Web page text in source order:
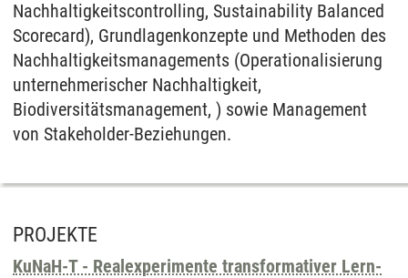
Nachhaltigkeitscontrolling, Sustainability Balanced
Scorecard), Grundlagenkonzepte und Methoden des
Nachhaltigkeitsmanagements (Operationalisierung
unternehmerischer Nachhaltigkeit,
Biodiversitätsmanagement, ) sowie Management
von Stakeholder-Beziehungen.
PROJEKTE
KuNaH-T - Realexperimente transformativer Lern-